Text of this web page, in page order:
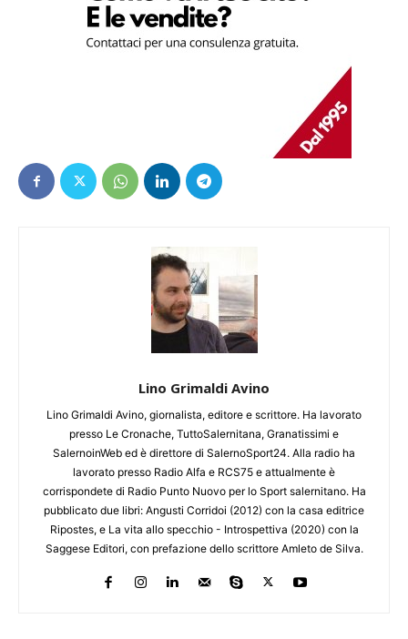
Lino Grimaldi Avino
Lino Grimaldi Avino, giornalista, editore e scrittore. Ha lavorato
presso Le Cronache, TuttoSalernitana, Granatissimi e
SalernoinWeb ed è direttore di SalernoSport24. Alla radio ha
lavorato presso Radio Alfa e RCS75 e attualmente è
corrispondete di Radio Punto Nuovo per lo Sport salernitano. Ha
pubblicato due libri: Angusti Corridoi (2012) con la casa editrice
Ripostes, e La vita allo specchio - Introspettiva (2020) con la
Saggese Editori, con prefazione dello scrittore Amleto de Silva.